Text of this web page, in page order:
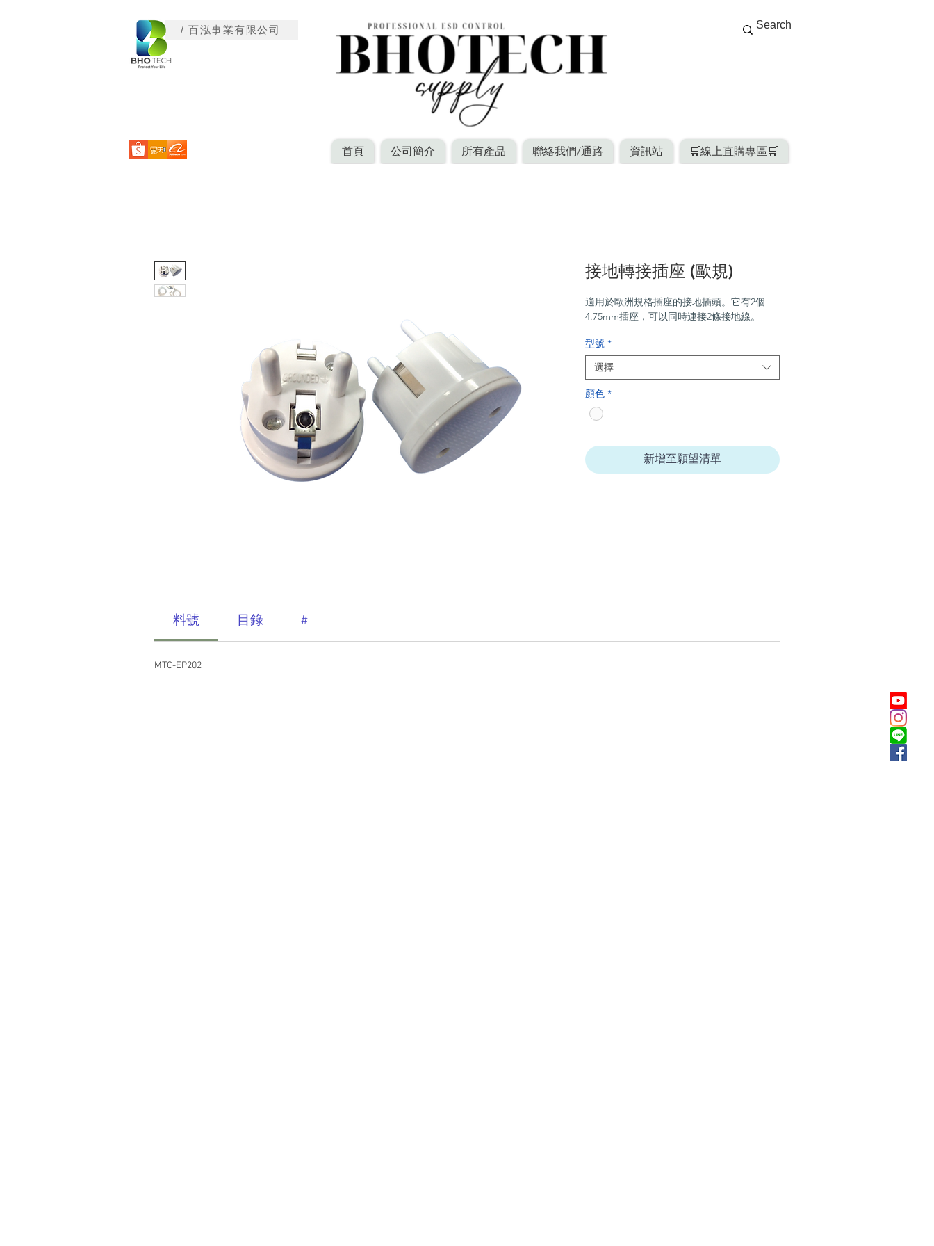
/ 百泓事業有限公司
首頁 公司簡介 所有產品 聯絡我們/通路 資訊站 🛒線上直購專區🛒
接地轉接插座 (歐規)
適用於歐洲規格插座的接地插頭。它有2個
4.75mm插座，可以同時連接2條接地線。
型號 *
選擇
顏色 *
新增至願望清單
料號 目錄 #
MTC-EP202